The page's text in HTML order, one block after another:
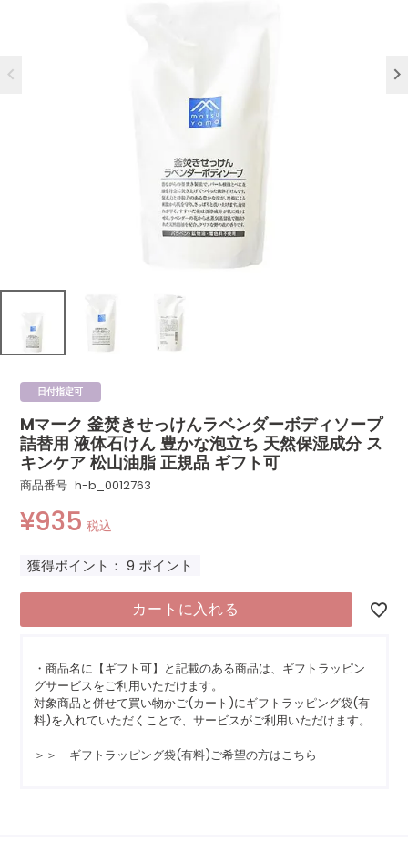
日付指定可
Mマーク 釜焚きせっけんラベンダーボディソープ
詰替用 液体石けん 豊かな泡立ち 天然保湿成分 ス
キンケア 松山油脂 正規品 ギフト可
商品番号 h-b_0012763
¥935 税込
獲得ポイント： 9 ポイント
カートに入れる
・商品名に【ギフト可】と記載のある商品は、ギフトラッピン
グサービスをご利用いただけます。
対象商品と併せて買い物かご(カート)にギフトラッピング袋(有
料)を入れていただくことで、サービスがご利用いただけます。
＞＞ ギフトラッピング袋(有料)ご希望の方はこちら